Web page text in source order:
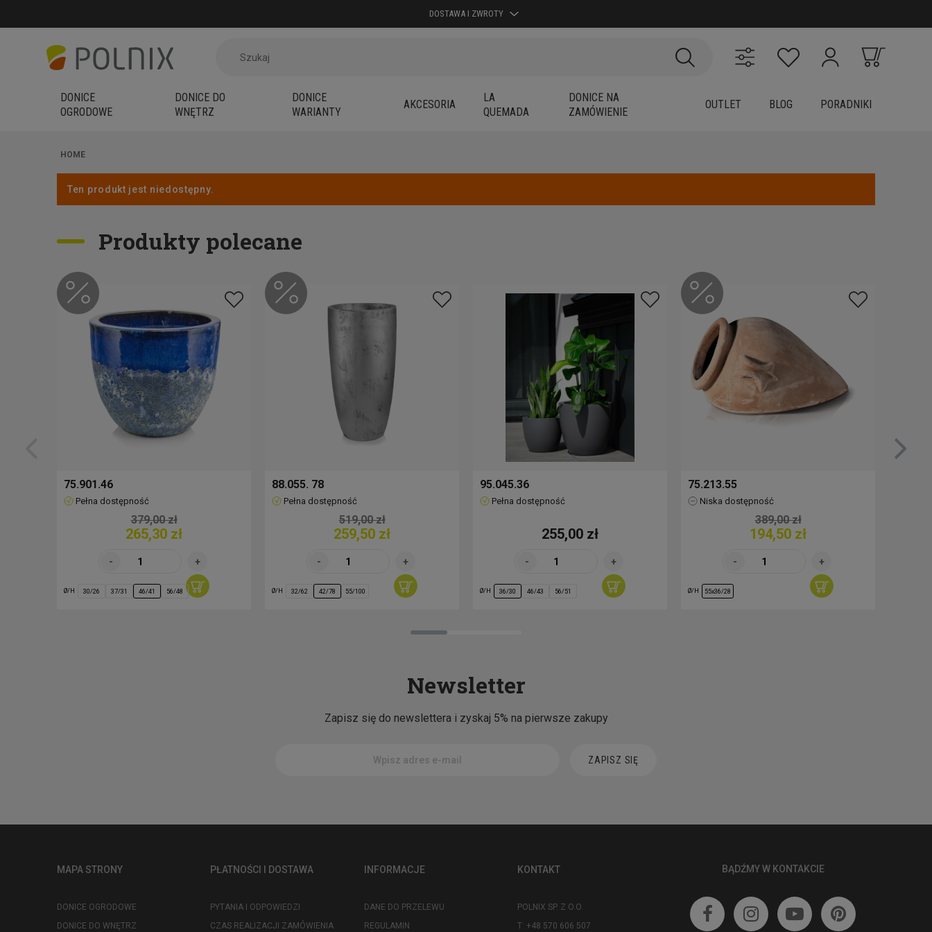
DOSTAWA I ZWROTY
DONICE
OGRODOWE
DONICE DO
WNĘTRZ
DONICE
WARIANTY
AKCESORIA
LA
QUEMADA
DONICE NA
ZAMÓWIENIE
OUTLET BLOG PORADNIKI
HOME
Ten produkt jest niedostępny.
Produkty polecane
75.901.46
Pełna dostępność
379,00 zł
265,30 zł
Ø/H 30/26 37/31 46/41 56/48
88.055. 78
Pełna dostępność
519,00 zł
259,50 zł
Ø/H 32/62 42/78 55/100
95.045.36
Pełna dostępność
255,00 zł
Ø/H 36/30 46/43 56/51
75.213.55
Niska dostępność
389,00 zł
194,50 zł
Ø/H 55x36/28
Newsletter
Zapisz się do newslettera i zyskaj 5% na pierwsze zakupy
ZAPISZ SIĘ
MAPA STRONY
DONICE OGRODOWE
DONICE DO WNĘTRZ
PŁATNOŚCI I DOSTAWA
PYTANIA I ODPOWIEDZI
CZAS REALIZACJI ZAMÓWIENIA
INFORMACJE
DANE DO PRZELEWU
REGULAMIN
KONTAKT
POLNIX SP. Z O.O.
T: +48 570 606 507
BĄDŹMY W KONTAKCIE
   